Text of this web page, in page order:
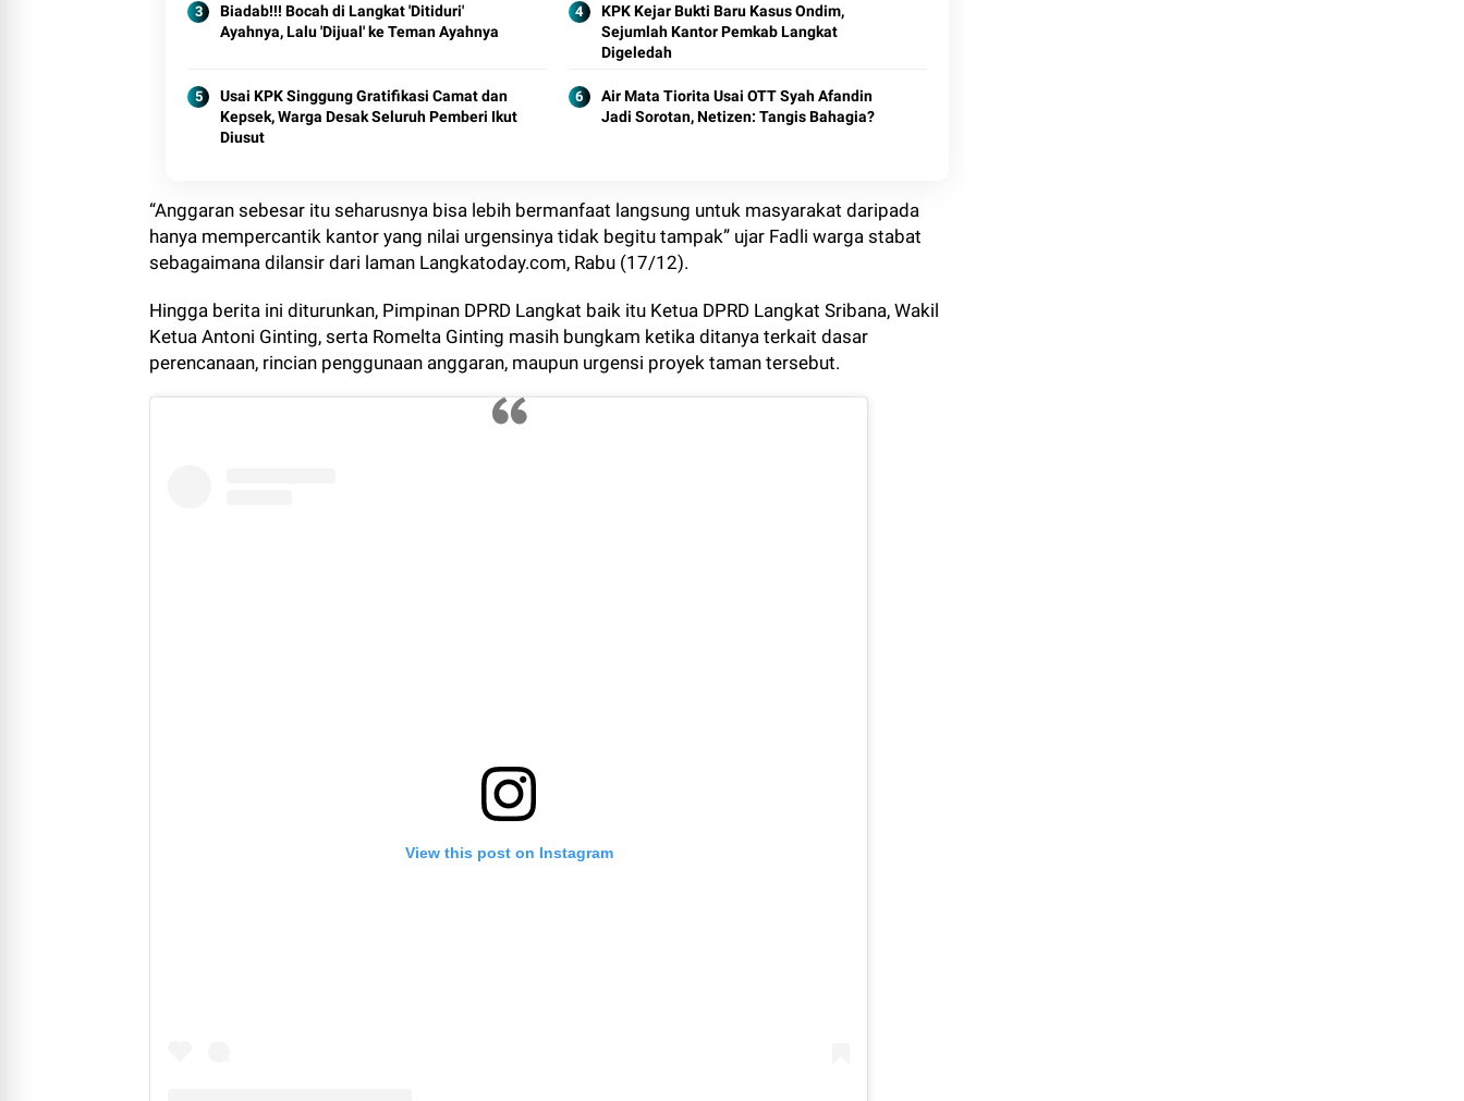
Biadab!!! Bocah di Langkat 'Ditiduri'
Ayahnya, Lalu 'Dijual' ke Teman Ayahnya
KPK Kejar Bukti Baru Kasus Ondim,
Sejumlah Kantor Pemkab Langkat
Digeledah
Usai KPK Singgung Gratifikasi Camat dan
Kepsek, Warga Desak Seluruh Pemberi Ikut
Diusut
Air Mata Tiorita Usai OTT Syah Afandin
Jadi Sorotan, Netizen: Tangis Bahagia?
“Anggaran sebesar itu seharusnya bisa lebih bermanfaat langsung untuk masyarakat daripada
hanya mempercantik kantor yang nilai urgensinya tidak begitu tampak” ujar Fadli warga stabat
sebagaimana dilansir dari laman Langkatoday.com, Rabu (17/12).
Hingga berita ini diturunkan, Pimpinan DPRD Langkat baik itu Ketua DPRD Langkat Sribana, Wakil
Ketua Antoni Ginting, serta Romelta Ginting masih bungkam ketika ditanya terkait dasar
perencanaan, rincian penggunaan anggaran, maupun urgensi proyek taman tersebut.
View this post on Instagram